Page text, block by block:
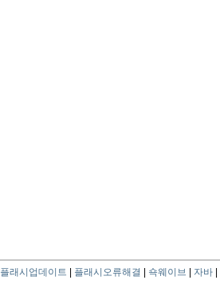
플래시업데이트 플래시오류해결 쇽웨이브 자바|